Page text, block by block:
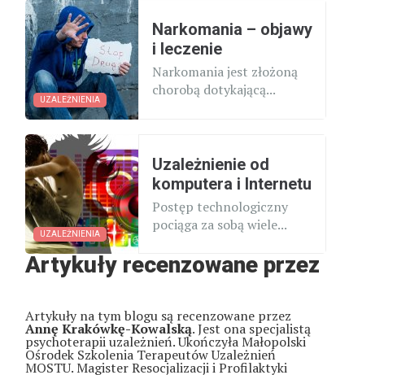
UZALEŻNIENIA
Narkomania – objawy
i leczenie
Narkomania jest złożoną
chorobą dotykającą...
UZALEŻNIENIA
Uzależnienie od
komputera i Internetu
Postęp technologiczny
pociąga za sobą wiele...
Artykuły recenzowane przez
Artykuły na tym blogu są recenzowane przez
Annę Krakówkę-Kowalską. Jest ona specjalistą
psychoterapii uzależnień. Ukończyła Małopolski
Ośrodek Szkolenia Terapeutów Uzależnień
MOSTU. Magister Resocjalizacji i Profilaktyki